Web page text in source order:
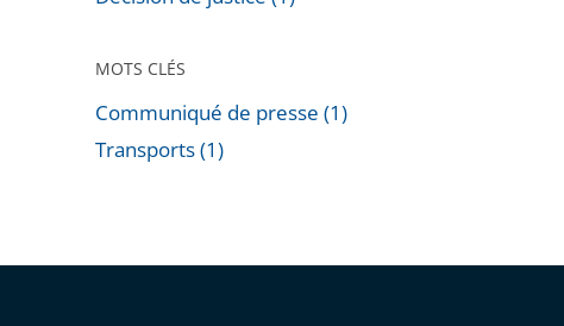
MOTS CLÉS
Communiqué de presse (1)
Transports (1)